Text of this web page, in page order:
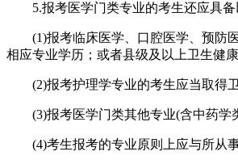
5.报考医学门类专业的考生还应具备
(1)报考临床医学、口腔医学、预防
相应专业学历；或者县级及以上卫生健
(2)报考护理学专业的考生应当取得
(3)报考医学门类其他专业(含中药学
(4)考生报考的专业原则上应与所从